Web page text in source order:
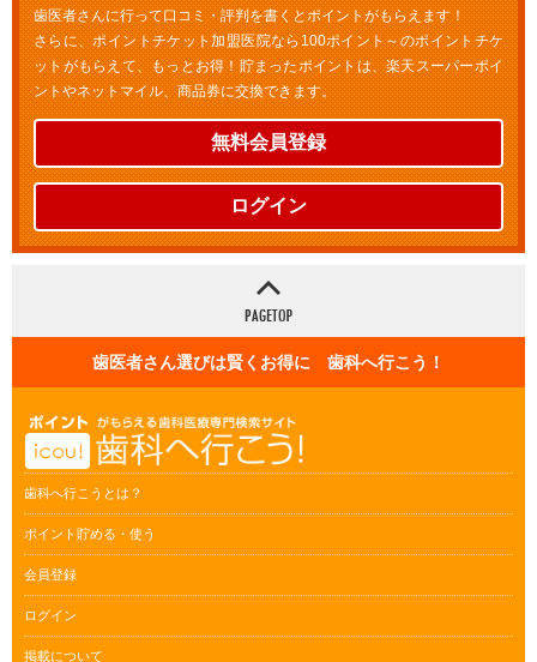
歯医者さんに行って口コミ・評判を書くとポイントがもらえます！
さらに、ポイントチケット加盟医院なら100ポイント～のポイントチケ
ットがもらえて、もっとお得！貯まったポイントは、楽天スーパーポイ
ントやネットマイル、商品券に交換できます。
無料会員登録
ログイン
歯医者さん選びは賢くお得に 歯科へ行こう！
歯科へ行こうとは？
ポイント貯める・使う
会員登録
ログイン
掲載について